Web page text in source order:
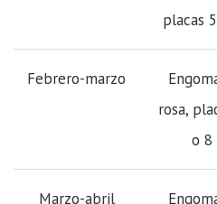
placas
Febrero-marzo
rosa,
o 8
Marzo-abril